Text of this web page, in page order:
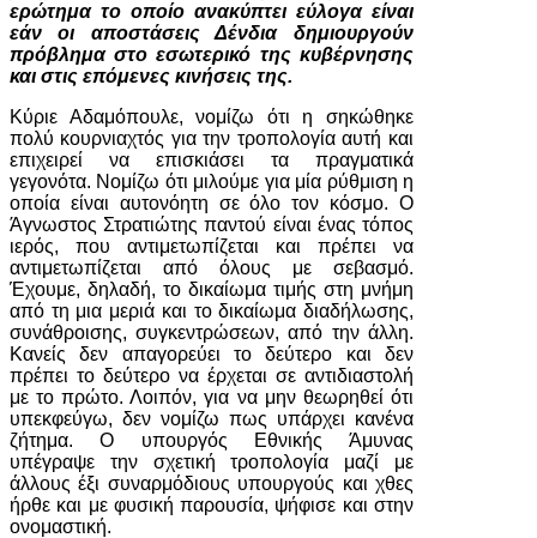
ερώτημα το οποίο ανακύπτει εύλογα είναι
εάν οι αποστάσεις Δένδια δημιουργούν
πρόβλημα στο εσωτερικό της κυβέρνησης
και στις επόμενες κινήσεις της.
Κύριε Αδαμόπουλε, νομίζω ότι η σηκώθηκε
πολύ κουρνιαχτός για την τροπολογία αυτή και
επιχειρεί να επισκιάσει τα πραγματικά
γεγονότα. Νομίζω ότι μιλούμε για μία ρύθμιση η
οποία είναι αυτονόητη σε όλο τον κόσμο. Ο
Άγνωστος Στρατιώτης παντού είναι ένας τόπος
ιερός, που αντιμετωπίζεται και πρέπει να
αντιμετωπίζεται από όλους με σεβασμό.
Έχουμε, δηλαδή, το δικαίωμα τιμής στη μνήμη
από τη μια μεριά και το δικαίωμα διαδήλωσης,
συνάθροισης, συγκεντρώσεων, από την άλλη.
Κανείς δεν απαγορεύει το δεύτερο και δεν
πρέπει το δεύτερο να έρχεται σε αντιδιαστολή
με το πρώτο. Λοιπόν, για να μην θεωρηθεί ότι
υπεκφεύγω, δεν νομίζω πως υπάρχει κανένα
ζήτημα. Ο υπουργός Εθνικής Άμυνας
υπέγραψε την σχετική τροπολογία μαζί με
άλλους έξι συναρμόδιους υπουργούς και χθες
ήρθε και με φυσική παρουσία, ψήφισε και στην
ονομαστική.